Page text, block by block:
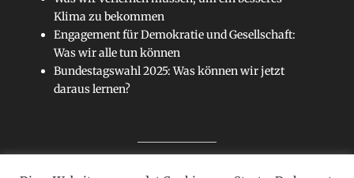
Klima zu bekommen
Engagement für Demokratie und Gesellschaft:
Was wir alle tun können
Bundestagswahl 2025: Was können wir jetzt
daraus lernen?